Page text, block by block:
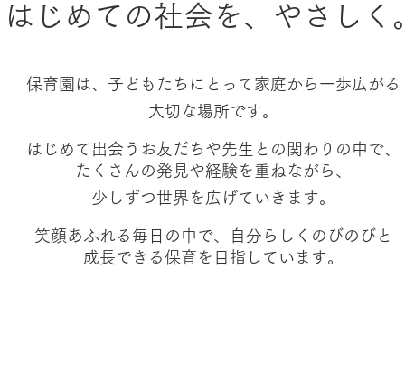
はじめての社会を、やさしく
保育園は、子どもたちにとって家庭から一歩広がる
大切な場所です。
はじめて出会うお友だちや先生との関わりの中で、
たくさんの発見や経験を重ねながら、
少しずつ世界を広げていきます。
笑顔あふれる毎日の中で、自分らしくのびのびと
成長でき る保育を目指しています。